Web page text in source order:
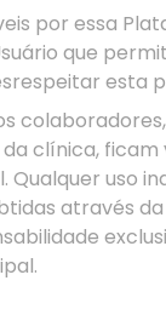
por essa
que
esta
clínica, ficam
uso
através